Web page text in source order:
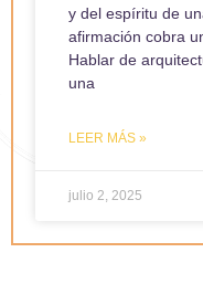
y del espíritu de
afirmación cobra
Hablar de
una
LEER MÁS »
julio 2, 2025